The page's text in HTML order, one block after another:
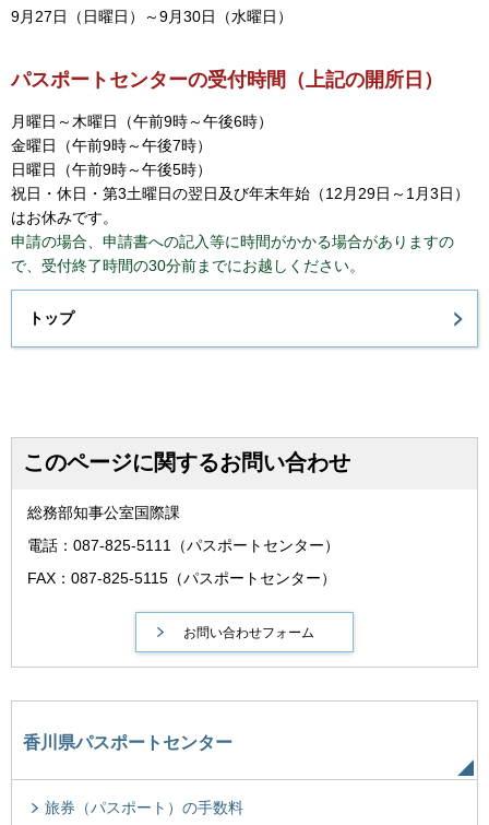
9月27日（日曜日）～9月30日（水曜日）
パスポートセンターの受付時間（上記の開所日）
月曜日～木曜日（午前9時～午後6時）
金曜日（午前9時～午後7時）
日曜日（午前9時～午後5時）
祝日・休日・第3土曜日の翌日及び年末年始（12月29日～1月3日）
はお休みです。
申請の場合、申請書への記入等に時間がかかる場合がありますの
で、受付終了時間の30分前までにお越しください。
トップ
このページに関するお問い合わせ
総務部知事公室国際課
電話：087-825-5111（パスポートセンター）
FAX：087-825-5115（パスポートセンター）
香川県パスポートセンター
旅券（パスポート）の手数料